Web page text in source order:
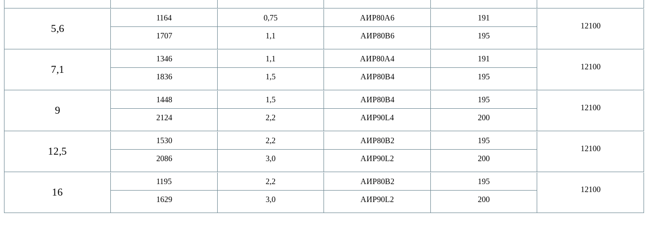
5,6
1164
1707
0,75
1,1
АИР80A6
АИР80B6
191
195
12100
7,1
1346
1836
1,1
1,5
АИР80A4
АИР80B4
191
195
12100
9
1448
2124
1,5
2,2
АИР80B4
АИР90L4
195
200
12100
12,5
1530
2086
2,2
3,0
АИР80B2
АИР90L2
195
200
12100
16
1195
1629
2,2
3,0
АИР80B2
АИР90L2
195
200
12100